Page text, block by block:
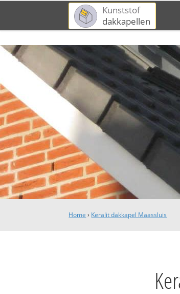
Kunststof
dakkapellen
Home › Keralit dakkapel Maassluis